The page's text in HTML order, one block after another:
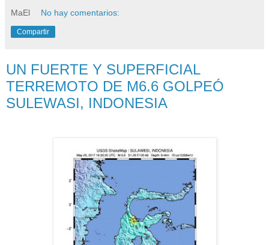
MaEl No hay comentarios:
Compartir
UN FUERTE Y SUPERFICIAL
TERREMOTO DE M6.6 GOLPEÓ
SULEWASI, INDONESIA